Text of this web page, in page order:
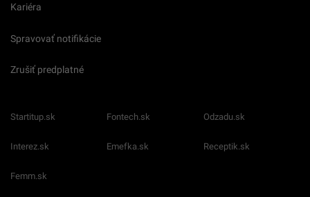
Kariéra
Spravovať notifikácie
Zrušiť predplatné
Startitup.sk Fontech.sk Odzadu.sk
Interez.sk Emefka.sk Receptik.sk
Femm.sk